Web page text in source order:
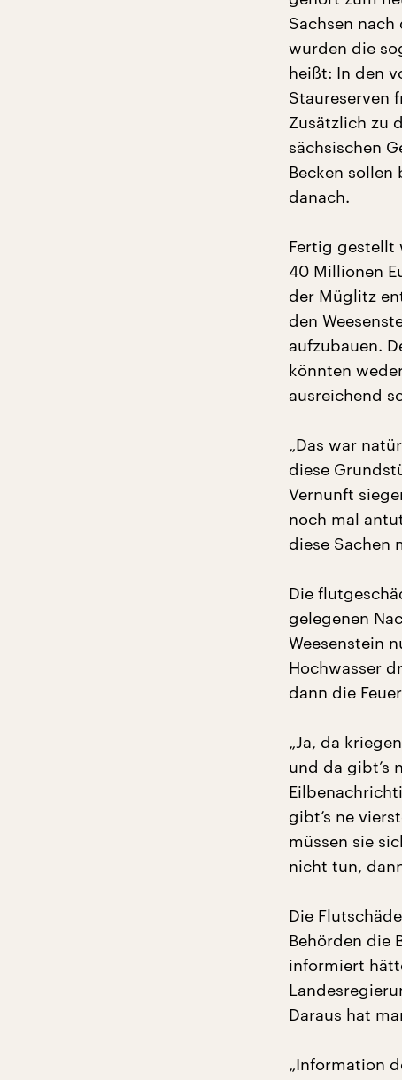
Sachsen
wurden die
heißt: In den
Staureserven
Zusätzlich zu
sächsischen
Becken sollen
danach.
Fertig gestellt
40 Millionen
der Müglitz
den
aufzubauen.
könnten
ausreichend
„Das war
diese
Vernunft
noch mal
diese Sachen
Die
gelegenen
Weesenstein
Hochwasser
dann die
„Ja, da
und da gibt’s
gibt’s ne
müssen sie
nicht tun,
Die
Behörden die
informiert
Daraus hat
„Information